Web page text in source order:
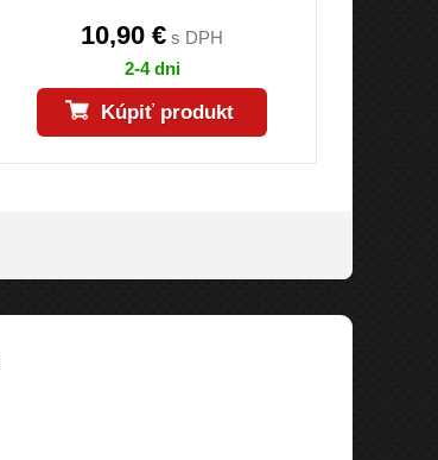
10,90 € s DPH
2-4 dni
Kúpiť produkt